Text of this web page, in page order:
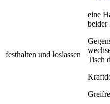
festhalten und loslassen
eine
beider
Tisch